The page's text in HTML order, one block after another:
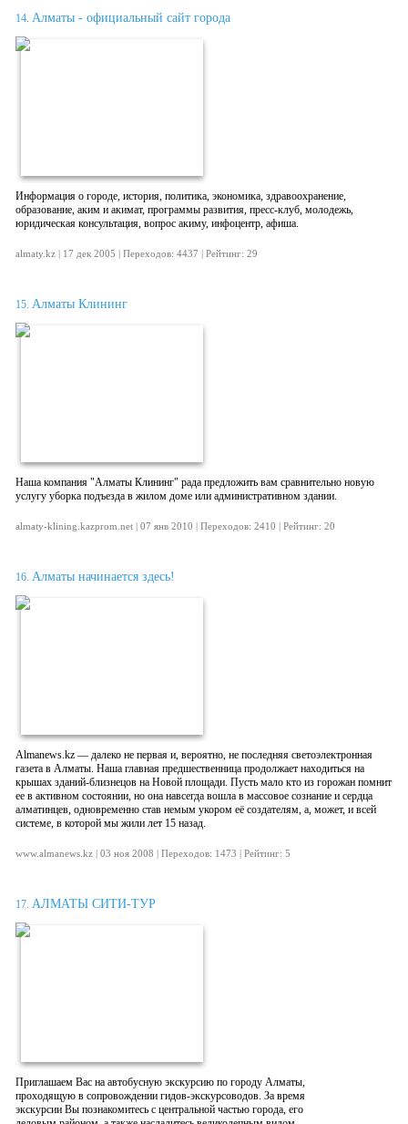
14. Алматы - официальный сайт города
Информация о городе, история, политика, экономика, здравоохранение,
образование, аким и акимат, программы развития, пресс-клуб, молодежь,
юридическая консультация, вопрос акиму, инфоцентр, афиша.
almaty.kz | 17 дек 2005 | Переходов: 4437 | Рейтинг: 29
15. Алматы Клининг
Наша компания "Алматы Клининг" рада предложить вам сравнительно новую
услугу уборка подъезда в жилом доме или административном здании.
almaty-klining.kazprom.net | 07 янв 2010 | Переходов: 2410 | Рейтинг: 20
16. Алматы начинается здесь!
Almanews.kz — далеко не первая и, вероятно, не последняя светоэлектронная
газета в Алматы. Наша главная предшественница продолжает находиться на
крышах зданий-близнецов на Новой площади. Пусть мало кто из горожан помнит
ее в активном состоянии, но она навсегда вошла в массовое сознание и сердца
алматинцев, одновременно став немым укором её создателям, а, может, и всей
системе, в которой мы жили лет 15 назад.
www.almanews.kz | 03 ноя 2008 | Переходов: 1473 | Рейтинг: 5
17. АЛМАТЫ СИТИ-ТУР
Приглашаем Вас на автобусную экскурсию по городу Алматы,
проходящую в сопровождении гидов-экскурсоводов. За время
экскурсии Вы познакомитесь с центральной частью города, его